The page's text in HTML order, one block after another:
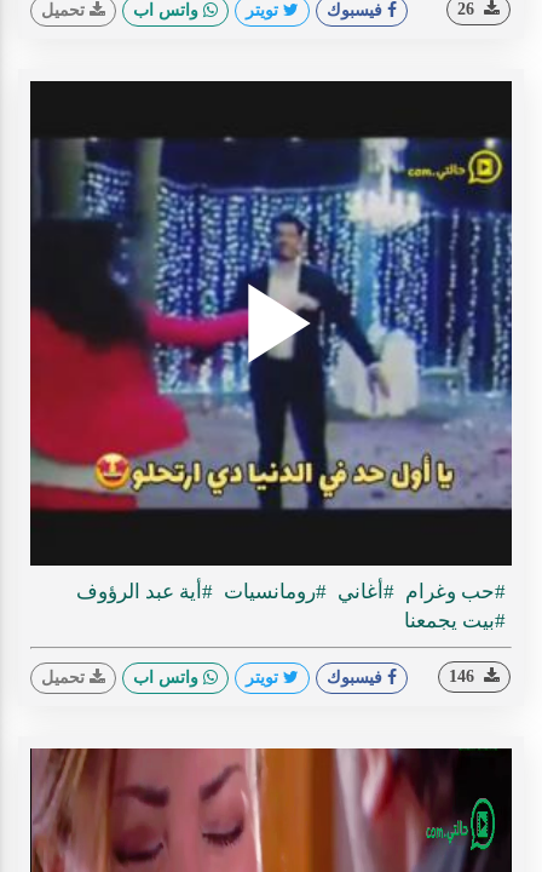
فيسبوك تويتر واتس اب تحميل
Play
#حب وغرام #أغاني #رومانسيات #أية عبد الرؤوف
#بيت يجمعنا
فيسبوك تويتر واتس اب تحميل